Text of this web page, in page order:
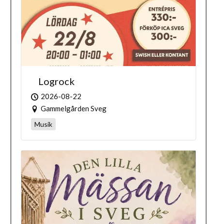
Logrock
2026-08-22
Gammelgården Sveg
Musik